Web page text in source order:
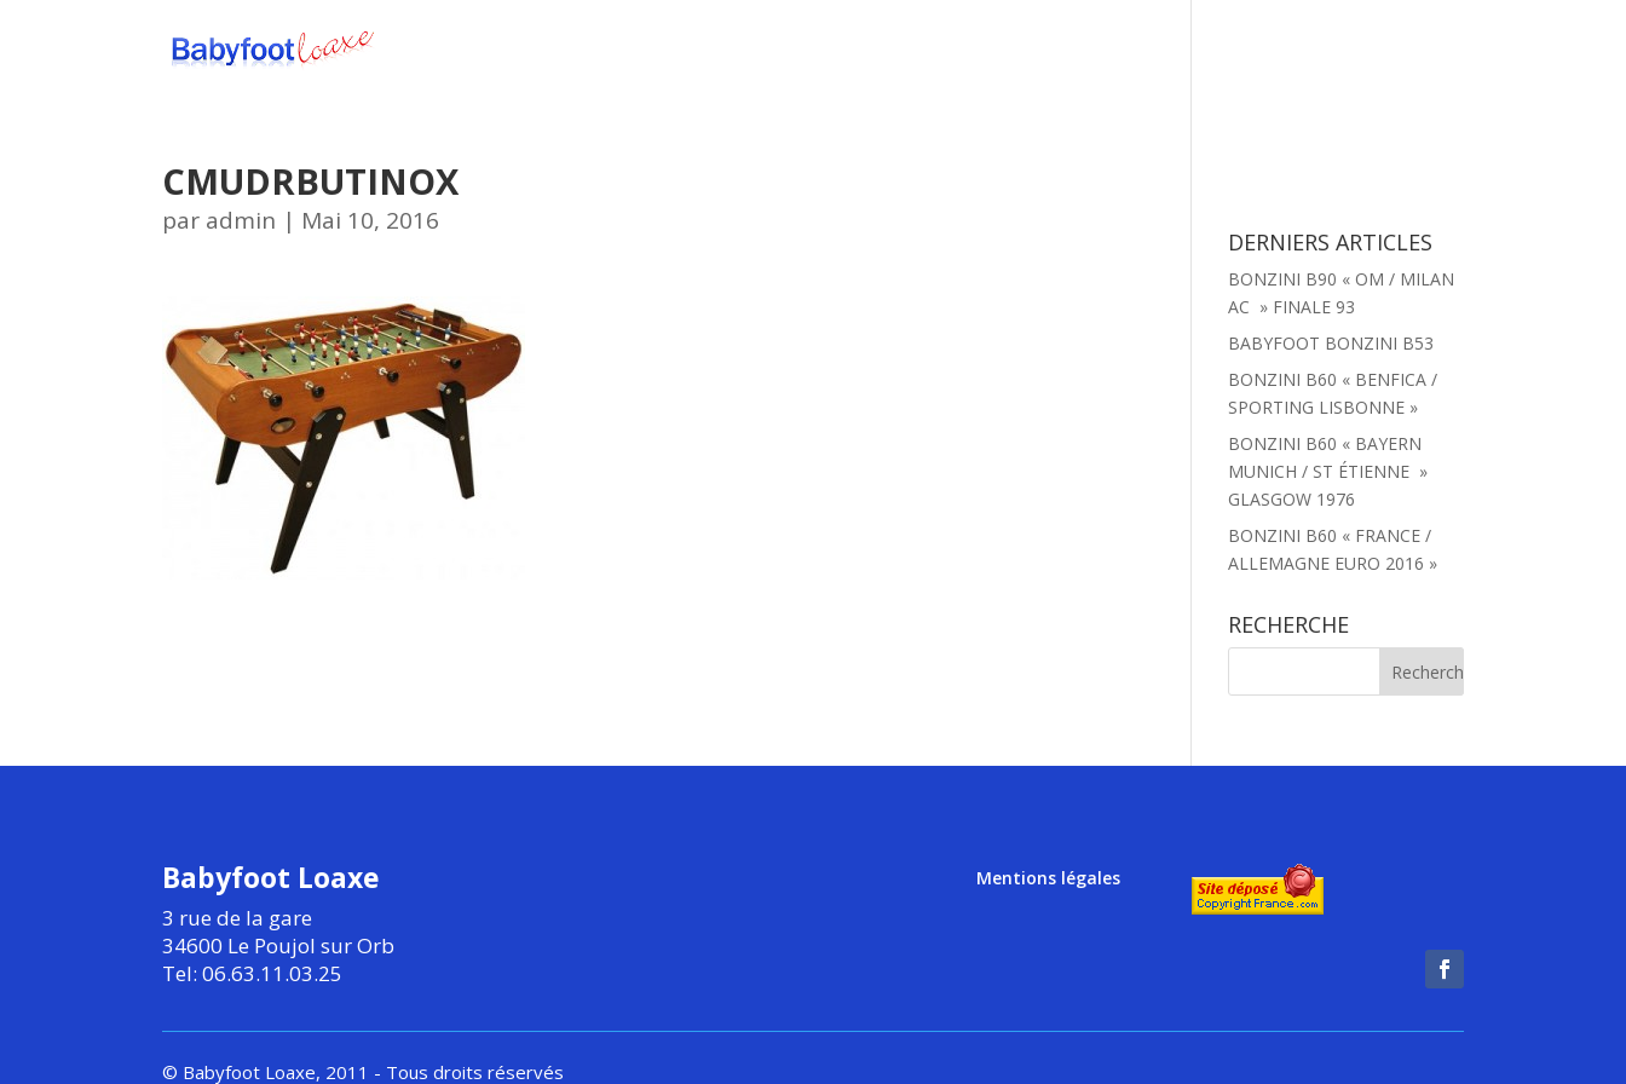
CMUDRBUTINOX
par admin | Mai 10, 2016
DERNIERS ARTICLES
BONZINI B90 « OM / MILAN
AC » FINALE 93
BABYFOOT BONZINI B53
BONZINI B60 « BENFICA /
SPORTING LISBONNE »
BONZINI B60 « BAYERN
MUNICH / ST ÉTIENNE »
GLASGOW 1976
BONZINI B60 « FRANCE /
ALLEMAGNE EURO 2016 »
RECHERCHE
Babyfoot Loaxe
3 rue de la gare
34600 Le Poujol sur Orb
Tel: 06.63.11.03.25
Mentions légales
© Babyfoot Loaxe, 2011 - Tous droits réservés